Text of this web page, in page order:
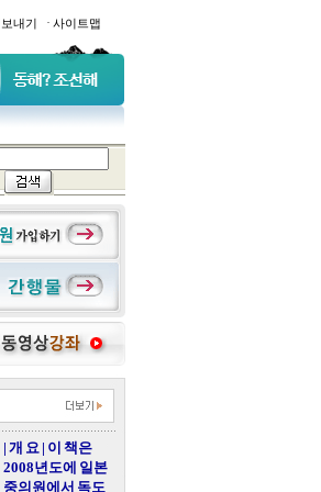
내기 · 사이트맵
| 개 요 | 이 책은
2008년도에 일본
중의원에서 독도